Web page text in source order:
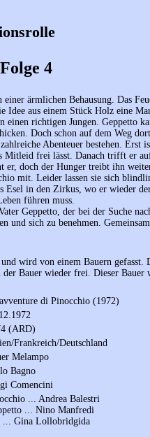
4
ärmlichen Behausung. Das
aus einem Stück Holz eine
einen richtigen Jungen. Geppetto
Doch schon auf dem Weg
Abenteuer bestehen. Erst
frei lässt. Danach trifft er
er, doch der Hunger treibt ihn
mit. Leider lassen sie sich
in den Zirkus, wo er wieder
führen muss.
Geppetto, der bei der Suche
und sich zu benehmen.
wird von einem Bauern gefasst.
Bauer wieder frei. Dieser Bauer
di Pinocchio (1972)
(ARD)
Frankreich/Deutschland
Melampo
Bagno
Comencini
... Andrea Balestri
... Nino Manfredi
... Gina Lollobridgida